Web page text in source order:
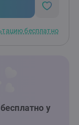
бесплатно
у